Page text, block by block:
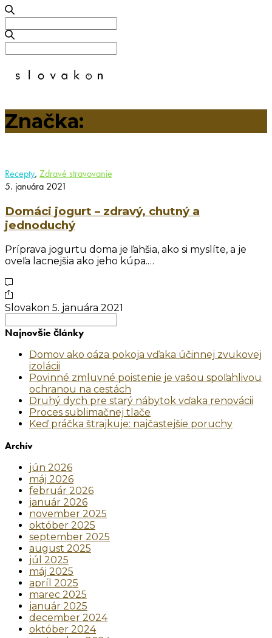
for:
Značka:
Recepty, Zdravé stravovanie
5. januára 2021
Domáci jogurt – zdravý, chutný a
jednoduchý
Príprava jogurtu doma je ľahšia, ako si myslíte, a je
oveľa lacnejšia ako jeho kúpa.…
Slovakon 5. januára 2021
for:
Najnovšie články
Domov ako oáza pokoja vďaka účinnej zvukovej
izolácii
Povinné zmluvné poistenie je vašou spoľahlivou
ochranou na cestách
Druhý dych pre starý nábytok vďaka renovácii
Proces sublimačnej tlače
Keď práčka štrajkuje: najčastejšie poruchy
Archív
jún 2026
máj 2026
február 2026
január 2026
november 2025
október 2025
september 2025
august 2025
júl 2025
máj 2025
apríl 2025
marec 2025
január 2025
december 2024
október 2024